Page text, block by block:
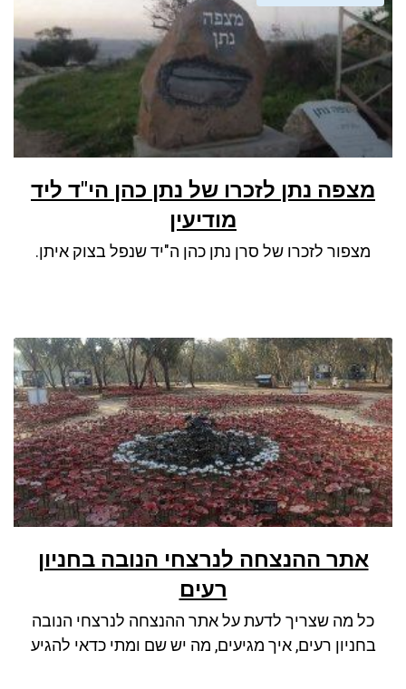
מצפה נתן לזכרו של נתן כהן הי"ד ליד
מודיעין
מצפור לזכרו של סרן נתן כהן ה"יד שנפל בצוק איתן.
אתר ההנצחה לנרצחי הנובה בחניון
רעים
כל מה שצריך לדעת על אתר ההנצחה לנרצחי הנובה
בחניון רעים, איך מגיעים, מה יש שם ומתי כדאי להגיע